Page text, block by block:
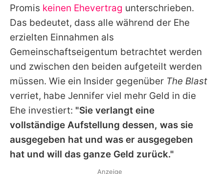
Promis keinen Ehevertrag unterschrieben.
Das bedeutet, dass alle während der Ehe
erzielten Einnahmen als
Gemeinschaftseigentum betrachtet werden
und zwischen den beiden aufgeteilt werden
müssen. Wie ein Insider gegenüber The Blast
verriet, habe Jennifer viel mehr Geld in die
Ehe investiert: "Sie verlangt eine
vollständige Aufstellung dessen, was sie
ausgegeben hat und was er ausgegeben
hat und will das ganze Geld zurück."
Anzeige